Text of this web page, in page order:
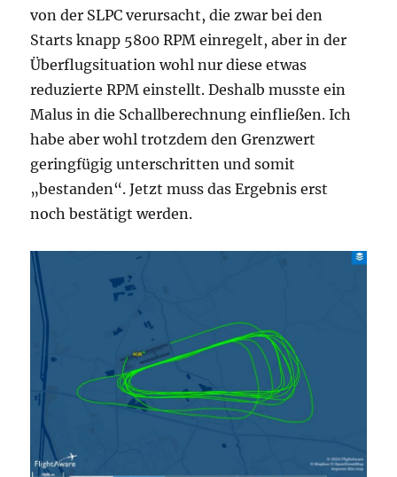
von der SLPC verursacht, die zwar bei den
Starts knapp 5800 RPM einregelt, aber in der
Überflugsituation wohl nur diese etwas
reduzierte RPM einstellt. Deshalb musste ein
Malus in die Schallberechnung einfließen. Ich
habe aber wohl trotzdem den Grenzwert
geringfügig unterschritten und somit
„bestanden“. Jetzt muss das Ergebnis erst
noch bestätigt werden.